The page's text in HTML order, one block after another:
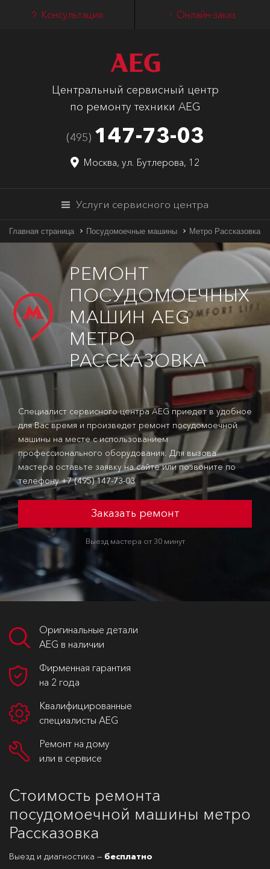
Консультация Онлайн-заказ
Центральный сервисный центр
по ремонту техники AEG
(495) 147-73-03
Москва, ул. Бутлерова, 12
Услуги сервисного центра
Главная страница Посудомоечные машины Метро Рассказовка
РЕМОНТ
ПОСУДОМОЕЧНЫХ
МАШИН AEG
МЕТРО
РАССКАЗОВКА
Специалист сервисного центра AEG приедет в удобное
для Вас время и произведет ремонт посудомоечной
машины на месте с использованием
профессионального оборудования. Для вызова
мастера оставьте заявку на сайте или позвоните по
телефону+7 (495) 147-73-03
Заказать ремонт
Выезд мастера от 30 минут
Оригинальные детали
AEG в наличии
Фирменная гарантия
на 2 года
Квалифицированные
специалисты AEG
Ремонт на дому
или в сервисе
Стоимость ремонта
посудомоечной машины метро
Рассказовка
Выезд и диагностика — бесплатно